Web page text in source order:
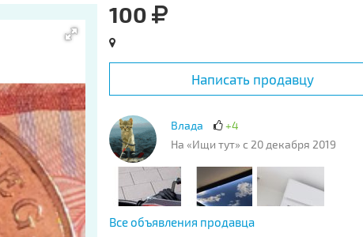
100
Написать продавцу
Влада
+4
На «Ищи тут» с 20 декабря 2019
Все объявления продавца